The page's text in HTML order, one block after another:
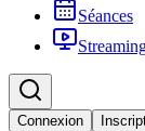
Séances
Connexion